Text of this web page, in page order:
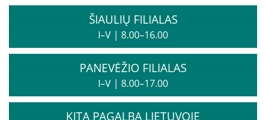
Aukcionai
Korupcijos prevencija
Vadovės kreipimasis
Praneškite apie korupciją
Korupcijos prevencijos vykdytojai
ŠIAULIŲ FILIALAS
I–V | 8.00–16.00
PANEVĖŽIO FILIALAS
I–V | 8.00–17.00
KITA PAGALBA LIETUVOJE